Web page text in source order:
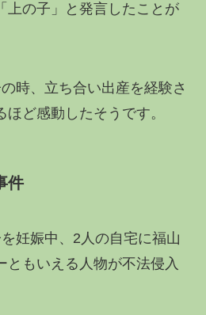
上の子」と発言したことが
時、立ち合い出産を経験さ
ど感動したそうです。
件
妊娠中、2人の自宅に福山
ともいえる人物が不法侵入